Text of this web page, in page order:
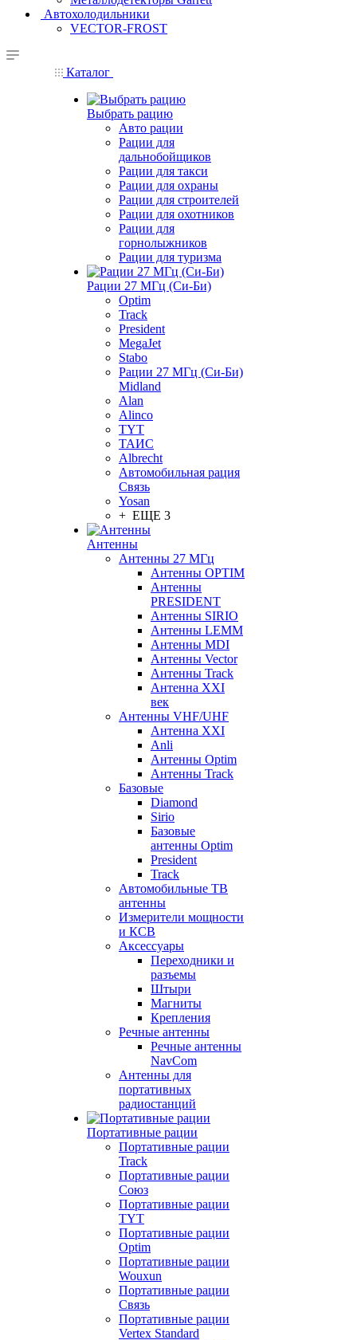
Автохолодильники
VECTOR-FROST
Каталог
Выбрать рацию
Авто рации
Рации для
дальнобойщиков
Рации для такси
Рации для охраны
Рации для строителей
Рации для охотников
Рации для
горнолыжников
Рации для туризма
Рации 27 МГц (Си-Би)
Optim
Track
President
MegaJet
Stabo
Рации 27 МГц (Си-Би)
Midland
Alan
Alinco
TYT
ТАИС
Albrecht
Автомобильная рация
Связь
Yosan
+ ЕЩЕ 3
Антенны
Антенны 27 МГц
Антенны OPTIM
Антенны
PRESIDENT
Антенны SIRIO
Антенны LEMM
Антенны MDI
Антенны Vector
Антенны Track
Антенна XXI
век
Антенны VHF/UHF
Антенна XXI
Anli
Антенны Optim
Антенны Track
Базовые
Diamond
Sirio
Базовые
антенны Optim
President
Track
Автомобильные ТВ
антенны
Измерители мощности
и КСВ
Аксессуары
Переходники и
разъемы
Штыри
Магниты
Крепления
Речные антенны
Речные антенны
NavCom
Антенны для
портативных
радиостанций
Портативные рации
Портативные рации
Track
Портативные рации
Союз
Портативные рации
TYT
Портативные рации
Optim
Портативные рации
Wouxun
Портативные рации
Связь
Портативные рации
Vertex Standard